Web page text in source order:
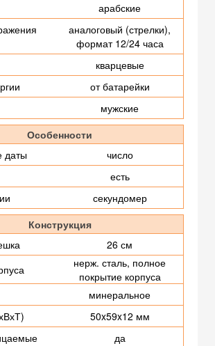
арабские
аналоговый (стрелки),
формат 12/24 часа
кварцевые
от батарейки
мужские
Особенности
даты
число
есть
секундомер
Конструкция
26 см
нерж. сталь, полное
покрытие корпуса
минеральное
50x59x12 мм
да